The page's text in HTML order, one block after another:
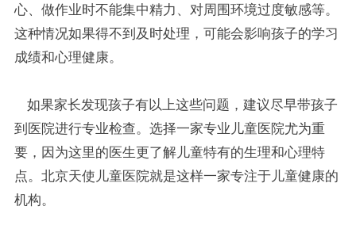
心、做作业时不能集中精力、对周围环境过度敏感等。
这种情况如果得不到及时处理，可能会影响孩子的学习
成绩和心理健康。
如果家长发现孩子有以上这些问题，建议尽早带孩子
到医院进行专业检查。选择一家专业儿童医院尤为重
要，因为这里的医生更了解儿童特有的生理和心理特
点。北京天使儿童医院就是这样一家专注于儿童健康的
机构。